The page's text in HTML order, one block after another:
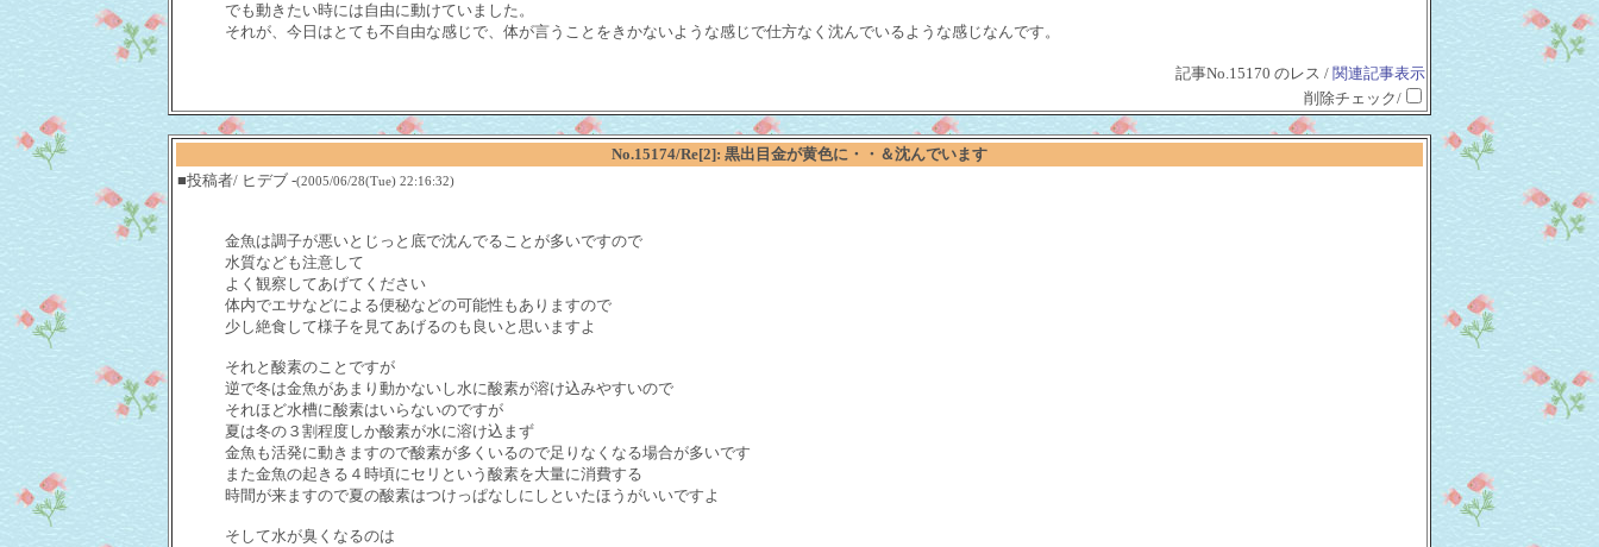
でも動きたい時には自由に動けていました。
それが、今日はとても不自由な感じで、体が言うことをきかないような感じで仕方なく沈んでいるような感じなんです。
記事No.15170 のレス / 関連記事表示
削除チェック/
No.15174/Re[2]: 黒出目金が黄色に・・＆沈んでいます
■投稿者/ ヒデブ -(2005/06/28(Tue) 22:16:32)
金魚は調子が悪いとじっと底で沈んでることが多いですので
水質なども注意して
よく観察してあげてください
体内でエサなどによる便秘などの可能性もありますので
少し絶食して様子を見てあげるのも良いと思いますよ
それと酸素のことですが
逆で冬は金魚があまり動かないし水に酸素が溶け込みやすいので
それほど水槽に酸素はいらないのですが
夏は冬の３割程度しか酸素が水に溶け込まず
金魚も活発に動きますので酸素が多くいるので足りなくなる場合が多いです
また金魚の起きる４時頃にセリという酸素を大量に消費する
時間が来ますので夏の酸素はつけっぱなしにしといたほうがいいですよ
そして水が臭くなるのは